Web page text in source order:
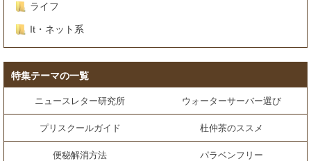
ライフ
It・ネット系
特集テーマの一覧
ニュースレター研究所 ウォーターサーバー選び
プリスクールガイド 杜仲茶のススメ
便秘解消方法 パラベンフリー